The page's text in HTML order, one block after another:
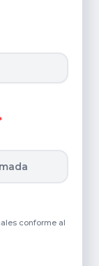
conforme al